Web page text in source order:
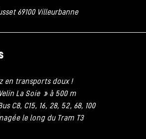
69100 Villeurbanne
en transports doux !
La Soie » à 500 m
C8, C15, 16, 28, 52, 68, 100
le long du Tram T3